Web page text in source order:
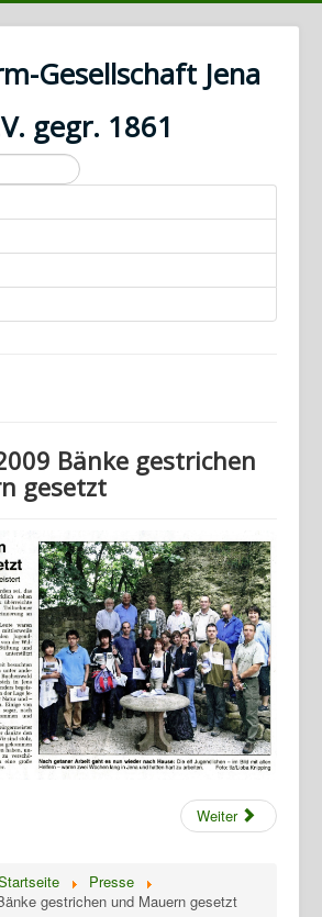
Gesellschaft Jena
gegr. 1861
Bänke gestrichen
gesetzt
Weiter
Presse
gestrichen und Mauern gesetzt